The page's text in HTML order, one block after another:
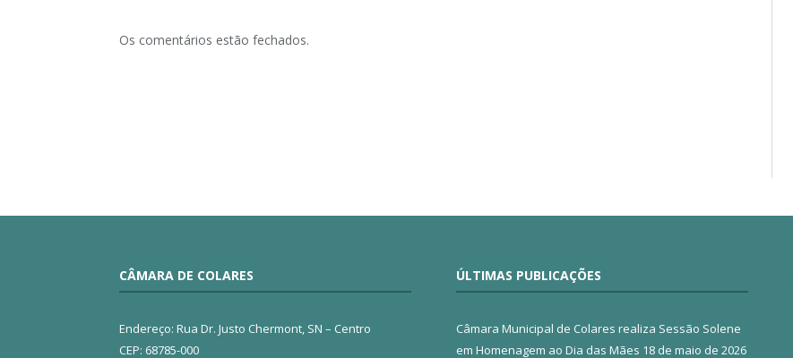
Os comentários estão fechados.
CÂMARA DE COLARES
Endereço: Rua Dr. Justo Chermont, SN – Centro
CEP: 68785-000
ÚLTIMAS PUBLICAÇÕES
Câmara Municipal de Colares realiza Sessão Solene
em Homenagem ao Dia das Mães 18 de maio de 2026